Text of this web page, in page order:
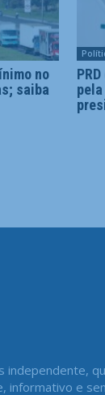
no
saiba
independente,
informativo e